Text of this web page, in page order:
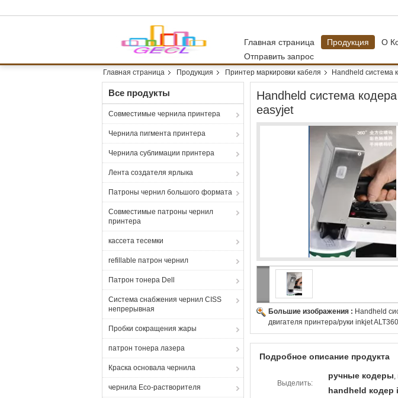
Главная страница Продукция О
Отправить запрос
Главная страница Продукция Принтер маркировки кабеля Handheld система
Все продукты
Совместимые чернила принтера
Чернила пигмента принтера
Чернила сублимации принтера
Лента создателя ярлыка
Патроны чернил большого формата
Совместимые патроны чернил
принтера
кассета тесемки
refillable патрон чернил
Патрон тонера Dell
Система снабжения чернил CISS
непрерывная
Пробки сокращения жары
патрон тонера лазера
Краска основала чернила
чернила Eco-растворителя
Handheld система
easyjet
Большие изображения : Handheld
двигателя принтера/руки inkjet
Подробное описание продукта
Выделить:
ручные кодеры,
handheld кодер